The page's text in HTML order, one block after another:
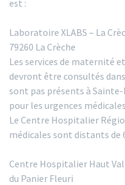
est :
Laboratoire XLABS – La
79260 La Crèche
Les services de maternité
devront être consultés
sont pas présents à Sainte-
pour les urgences
Le Centre Hospitalier
médicales sont distants de
Centre Hospitalier Haut
du Panier Fleuri